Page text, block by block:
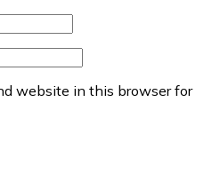
website in this browser for